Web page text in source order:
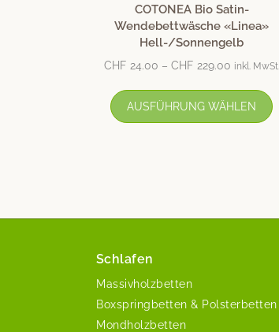
COTONEA Bio Satin-
Wendebettwäsche «Linea»
Hell-/Sonnengelb
CHF 24.00 – CHF 229.00 inkl. MwSt.
AUSFÜHRUNG WÄHLEN
Schlafen
Massivholzbetten
Boxspringbetten & Polsterbetten
Mondholzbetten